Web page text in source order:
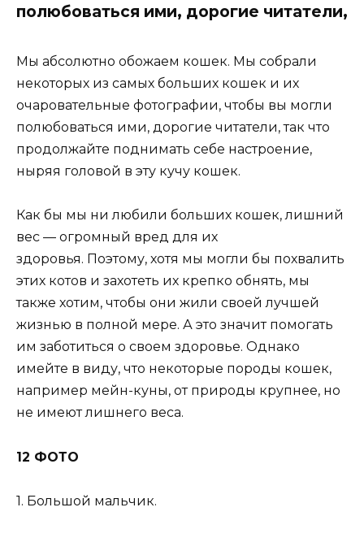
полюбоваться ими, дорогие читатели,
Мы абсолютно обожаем кошек. Мы собрали
некоторых из самых больших кошек и их
очаровательные фотографии, чтобы вы могли
полюбоваться ими, дорогие читатели, так что
продолжайте поднимать себе настроение,
ныряя головой в эту кучу кошек.
Как бы мы ни любили больших кошек, лишний
вес — огромный вред для их
здоровья. Поэтому, хотя мы могли бы похвалить
этих котов и захотеть их крепко обнять, мы
также хотим, чтобы они жили своей лучшей
жизнью в полной мере. А это значит помогать
им заботиться о своем здоровье. Однако
имейте в виду, что некоторые породы кошек,
например мейн-куны, от природы крупнее, но
не имеют лишнего веса.
12 ФОТО
1. Большой мальчик.